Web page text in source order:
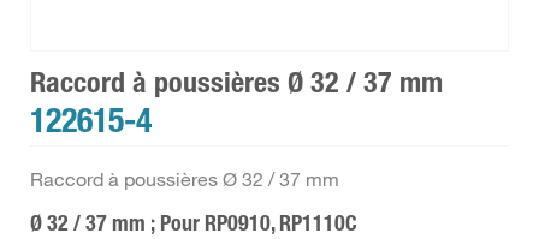
Raccord à poussières Ø 32 / 37 mm
122615-4
Raccord à poussières Ø 32 / 37 mm
Ø 32 / 37 mm ; Pour RP0910, RP1110C